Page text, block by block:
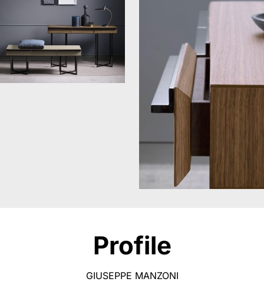
Profile
GIUSEPPE MANZONI